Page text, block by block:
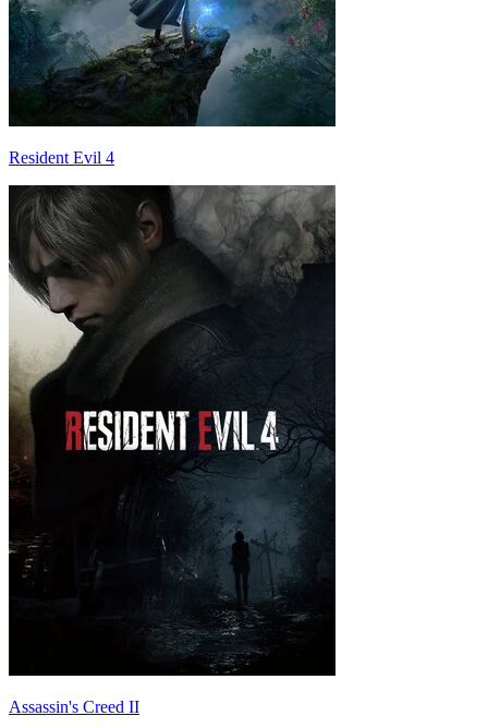
Resident Evil 4
Assassin's Creed II